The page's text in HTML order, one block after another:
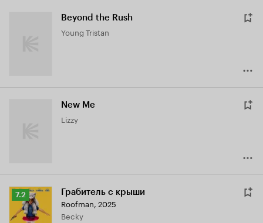
Beyond the Rush
Young Tristan
New Me
Lizzy
Рейтинг
Кинопоиска
7.2
7.2 Грабитель с крыши
Roofman, 2025
Becky